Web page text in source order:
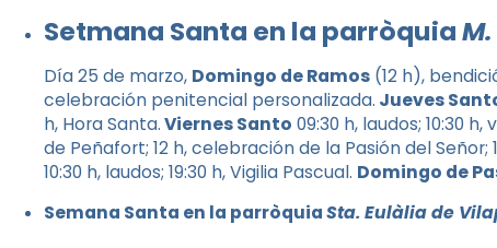
Setmana Santa en la parròquia
Día 25 de marzo, Domingo de Ramos (12 h),
celebración penitencial personalizada. Jueves
h, Hora Santa.Viernes Santo 09:30 h, laudos; 10:30
de Peñafort; 12 h, celebración de la Pasión del Señor;
10:30 h, laudos; 19:30 h, Vigilia Pascual. Domingo de
Semana Santa en la parròquiaSta. Eulàlia de